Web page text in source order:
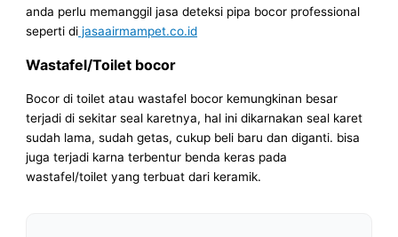
anda perlu memanggil jasa deteksi pipa bocor professional
seperti di jasaairmampet.co.id
Wastafel/Toilet bocor
Bocor di toilet atau wastafel bocor kemungkinan besar
terjadi di sekitar seal karetnya, hal ini dikarnakan seal karet
sudah lama, sudah getas, cukup beli baru dan diganti. bisa
juga terjadi karna terbentur benda keras pada
wastafel/toilet yang terbuat dari keramik.